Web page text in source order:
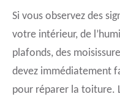
Si vous observez des
votre intérieur, de
plafonds, des
devez immédiatement
pour réparer la toiture.